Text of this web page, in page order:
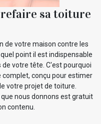
sa toiture
de votre maison contre les
point il est indispensable
votre tête. C'est pourquoi
conçu pour estimer
votre projet de toiture.
nous donnons est gratuit
contenu.